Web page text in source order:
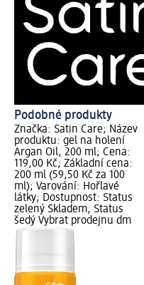
Podobné produkty
Značka: Satin Care; Název
produktu: gel na holení
Argan Oil, 200 ml; Cena:
119,00 Kč; Základní cena:
200 ml (59,50 Kč za 100
ml); Varování: Hořlavé
látky; Dostupnost: Status
zelený Skladem, Status
šedý Vybrat prodejnu dm